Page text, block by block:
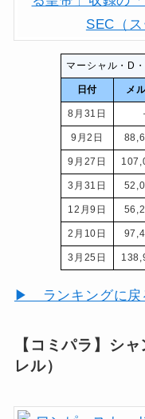
マーシャル・D
日付 メ
8月31日
9月2日
9月27日
3月31日
12月9日
2月10日
3月25日
▶ ランキングに戻
【コミパラ】シ
レル）